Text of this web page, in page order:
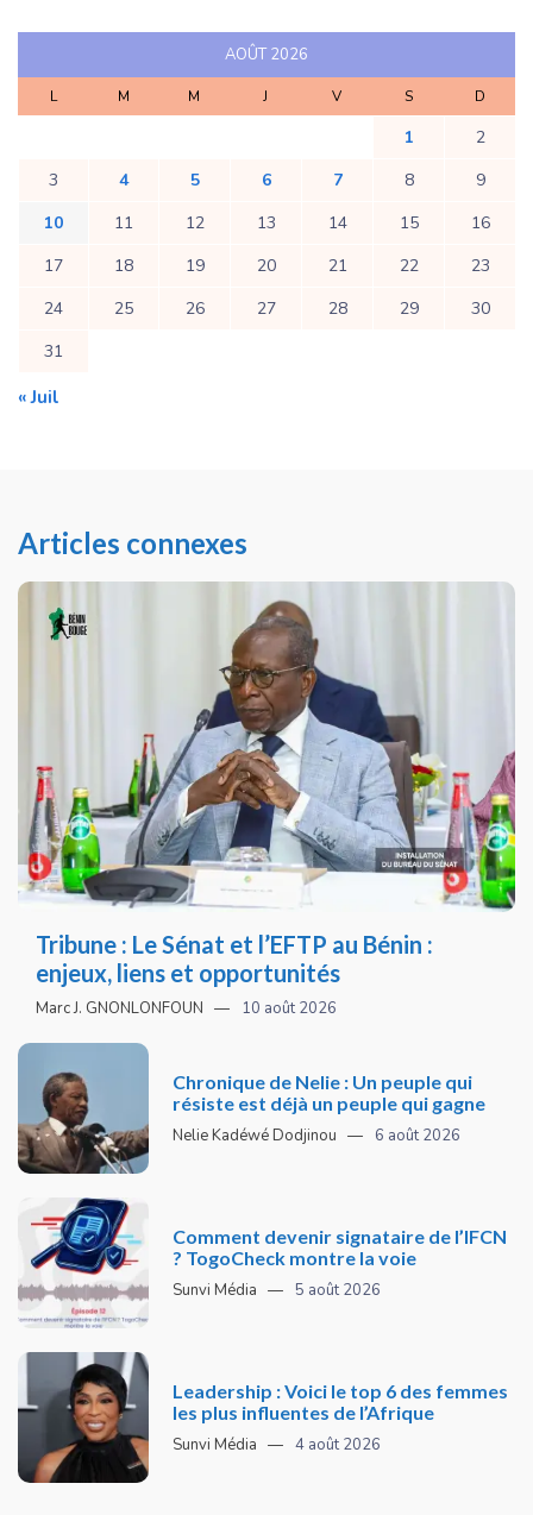
AOÛT 2026
L M M J V S D
1
2
3
4 5 6 7 8
9
10
11 12 13 14 15
16
17
18 19 20 21 22
23
24
25 26 27 28 29
30
31
« Juil
Articles connexes
Tribune : Le Sénat et l’EFTP au Bénin :
enjeux, liens et opportunités
Marc J. GNONLONFOUN 10 août 2026
Chronique de Nelie : Un peuple qui
résiste est déjà un peuple qui gagne
Nelie Kadéwé Dodjinou 6 août 2026
Comment devenir signataire de l’IFCN
? TogoCheck montre la voie
Sunvi Média 5 août 2026
Leadership : Voici le top 6 des femmes
les plus influentes de l’Afrique
Sunvi Média 4 août 2026